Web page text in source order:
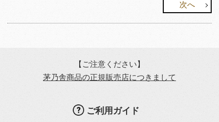
次へ
【ご注意ください】
茅乃舎商品の正規販売店につきまして
ご利用ガイド